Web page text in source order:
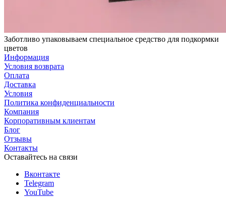
Заботливо упаковываем специальное средство для подкормки
цветов
Информация
Условия возврата
Оплата
Доставка
Условия
Политика конфиденциальности
Компания
Корпоративным клиентам
Блог
Отзывы
Контакты
Оставайтесь на связи
Вконтакте
Telegram
YouTube